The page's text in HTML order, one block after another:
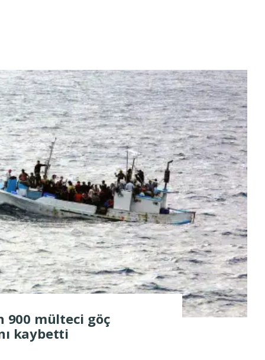
900 mülteci göç
kaybetti